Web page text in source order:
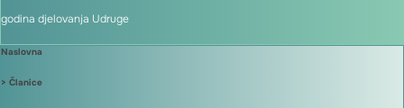
godina djelovanja Udruge
Naslovna
> Članice